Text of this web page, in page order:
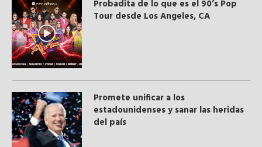
Probadita de lo que es el 90’s Pop
Tour desde Los Angeles, CA
Promete unificar a los
estadounidenses y sanar las heridas
del país